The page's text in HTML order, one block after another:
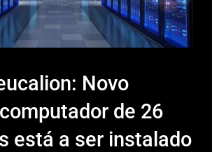
Novo
de 26
está a ser instalado